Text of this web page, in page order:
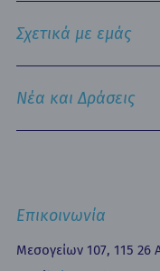
Νοσηλευτική
Εξωτερικά Ιατρεία
Οne Day Clinic
Σχετικά με εμάς
Ιστορικό
Όραμα & Αποστολή
Πολιτική Ποιότητας
Οικονομικά Μεγέθη
Νέα και Δράσεις
Δελτία Τύπου -
Εκπαίδευση
Έντυπα
Επικοινωνία
Μεσογείων 107, 115 26